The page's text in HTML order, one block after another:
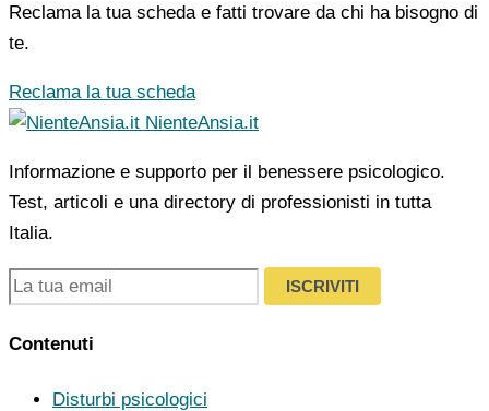
Reclama la tua scheda e fatti trovare da chi ha bisogno di
te.
Reclama la tua scheda
NienteAnsia.it
Informazione e supporto per il benessere psicologico.
Test, articoli e una directory di professionisti in tutta
Italia.
ISCRIVITI
Contenuti
Disturbi psicologici